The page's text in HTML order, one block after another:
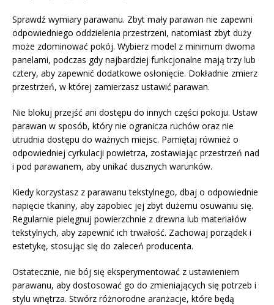
Sprawdź wymiary parawanu. Zbyt mały parawan nie zapewni
odpowiedniego oddzielenia przestrzeni, natomiast zbyt duży
może zdominować pokój. Wybierz model z minimum dwoma
panelami, podczas gdy najbardziej funkcjonalne mają trzy lub
cztery, aby zapewnić dodatkowe osłonięcie. Dokładnie zmierz
przestrzeń, w której zamierzasz ustawić parawan.
Nie blokuj przejść ani dostępu do innych części pokoju. Ustaw
parawan w sposób, który nie ogranicza ruchów oraz nie
utrudnia dostępu do ważnych miejsc. Pamiętaj również o
odpowiedniej cyrkulacji powietrza, zostawiając przestrzeń nad
i pod parawanem, aby unikać dusznych warunków.
Kiedy korzystasz z parawanu tekstylnego, dbaj o odpowiednie
napięcie tkaniny, aby zapobiec jej zbyt dużemu osuwaniu się.
Regularnie pielęgnuj powierzchnie z drewna lub materiałów
tekstylnych, aby zapewnić ich trwałość. Zachowaj porządek i
estetykę, stosując się do zaleceń producenta.
Ostatecznie, nie bój się eksperymentować z ustawieniem
parawanu, aby dostosować go do zmieniających się potrzeb i
stylu wnętrza. Stwórz różnorodne aranżacje, które będą